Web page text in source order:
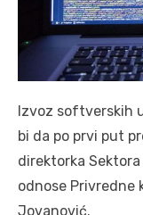
Izvoz softverskih
bi da po prvi put
direktorka
odnose Privredne
Jovanović.